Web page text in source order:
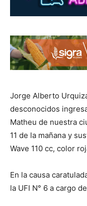
Jorge Alberto
desconocidos
Matheu de nuestra
11 de la mañana y
Wave 110 cc, color
En la causa
la UFI N° 6 a cargo